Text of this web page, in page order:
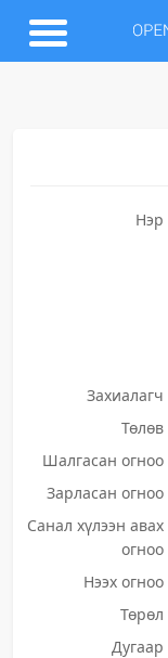
Нэр
Захиалагч
Төлөв
Шалгасан огноо
Зарласан огноо
Санал хүлээн авах
огноо
Нээх огноо
Төрөл
Дугаар